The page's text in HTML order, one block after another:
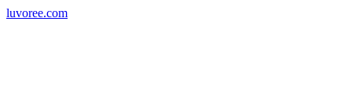
Skip
luvoree.com